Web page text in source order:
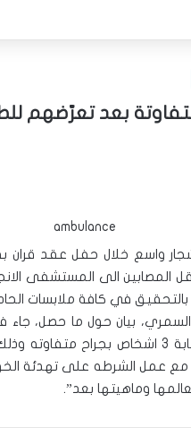
واسع خلال حفل عقد قران
المصابين الى المستشفى
في كافة ملابسات
بيان حول ما حصل،
افراح وخلال حفل قران توسع شجار تخلله
عمل الشرطه على تهدئة
وماهيتها بعد”.